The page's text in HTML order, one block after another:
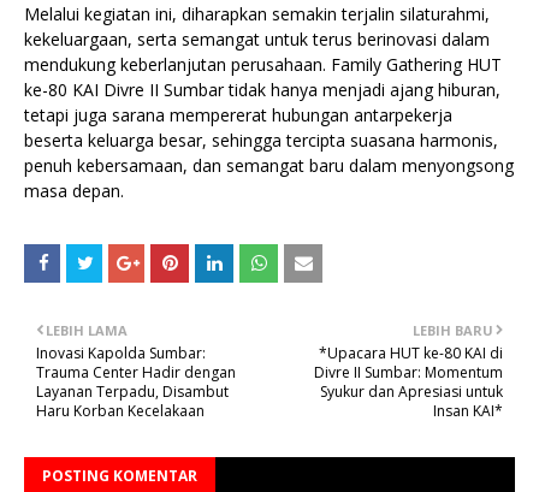
Melalui kegiatan ini, diharapkan semakin terjalin silaturahmi,
kekeluargaan, serta semangat untuk terus berinovasi dalam
mendukung keberlanjutan perusahaan. Family Gathering HUT
ke-80 KAI Divre II Sumbar tidak hanya menjadi ajang hiburan,
tetapi juga sarana mempererat hubungan antarpekerja
beserta keluarga besar, sehingga tercipta suasana harmonis,
penuh kebersamaan, dan semangat baru dalam menyongsong
masa depan.
LEBIH BARU
*Upacara HUT ke-80 KAI di
Divre II Sumbar: Momentum
Syukur dan Apresiasi untuk
Insan KAI*
LEBIH LAMA
Inovasi Kapolda Sumbar:
Trauma Center Hadir dengan
Layanan Terpadu, Disambut
Haru Korban Kecelakaan
POSTING KOMENTAR